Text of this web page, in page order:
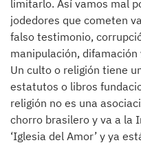
limitarlo. Así vamos mal
jodedores que cometen
falso testimonio,
manipulación,
Un culto o religión tiene
estatutos o libros
religión no es una
chorro brasilero y va a la
‘Iglesia del Amor’ y ya